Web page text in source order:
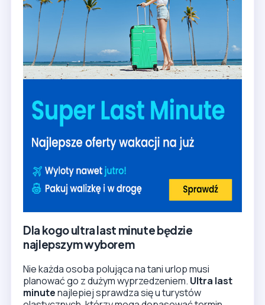
Dla kogo ultra last minute będzie
najlepszym wyborem
Nie każda osoba polująca na tani urlop musi
planować go z dużym wyprzedzeniem. Ultra last
minutenajlepiej sprawdza się u turystów